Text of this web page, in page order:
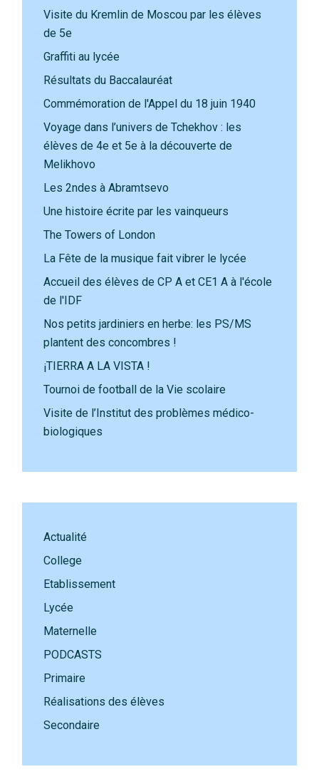
Visite du Kremlin de Moscou par les élèves
de 5e
Graffiti au lycée
Résultats du Baccalauréat
Commémoration de l'Appel du 18 juin 1940
Voyage dans l’univers de Tchekhov : les
élèves de 4e et 5e à la découverte de
Melikhovo
Les 2ndes à Abramtsevo
Une histoire écrite par les vainqueurs
The Towers of London
La Fête de la musique fait vibrer le lycée
Accueil des élèves de CP A et CE1 A à l'école
de l'IDF
Nos petits jardiniers en herbe: les PS/MS
plantent des concombres !
¡TIERRA A LA VISTA !
Tournoi de football de la Vie scolaire
Visite de l’Institut des problèmes médico-
biologiques
Actualité
College
Etablissement
Lycée
Maternelle
PODCASTS
Primaire
Réalisations des élèves
Secondaire